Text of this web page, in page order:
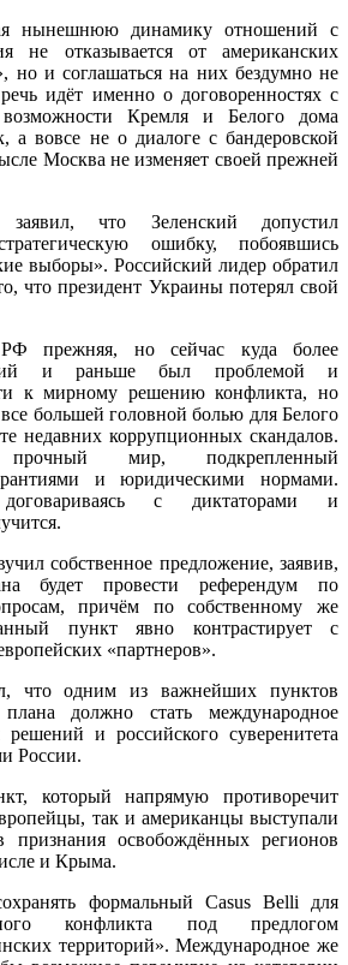
нынешнюю динамику отношений с
не отказывается от американских
но и соглашаться на них бездумно не
идёт именно о договоренностях с
Кремля и Белого дома
а вовсе не о диалоге с бандеровской
Москва не изменяет своей прежней
заявил, что Зеленский допустил
ошибку, побоявшись
выборы». Российский лидер обратил
что президент Украины потерял свой
прежняя, но сейчас куда более
и раньше был проблемой и
к мирному решению конфликта, но
большей головной болью для Белого
недавних коррупционных скандалов.
мир, подкрепленный
и юридическими нормами.
с диктаторами и
собственное предложение, заявив,
будет провести референдум по
причём по собственному же
пункт явно контрастирует с
«партнеров».
что одним из важнейших пунктов
должно стать международное
и российского суверенитета
России.
который напрямую противоречит
так и американцы выступали
освобождённых регионов
и Крыма.
формальный Casus Belli для
конфликта под предлогом
территорий». Международное же